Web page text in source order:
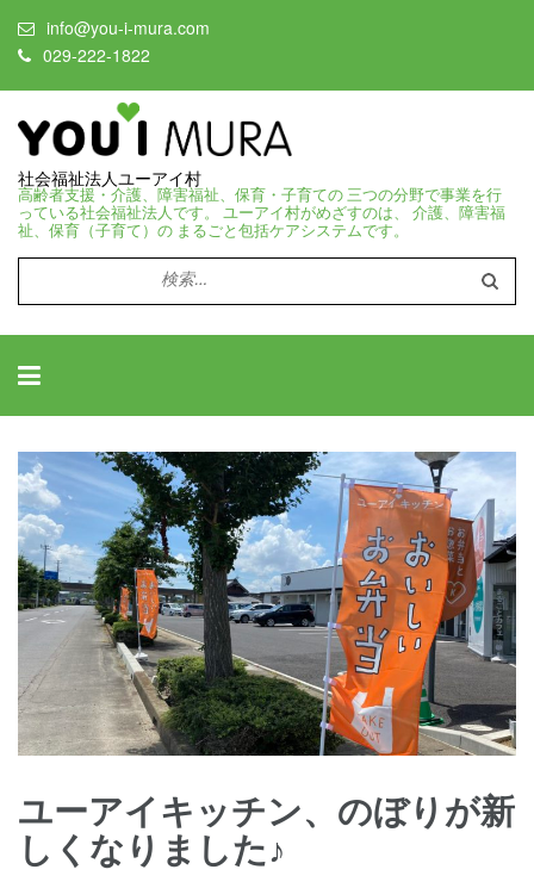
info@you-i-mura.com
029-222-1822
社会福祉法人ユーアイ村
高齢者支援・介護、障害福祉、保育・子育ての 三つの分野で事業を行
っている社会福祉法人です。 ユーアイ村がめざすのは、 介護、障害福
祉、保育（子育て）の まるごと包括ケアシステムです。
検
索:
ユーアイキッチン、のぼりが新
しくなりました♪